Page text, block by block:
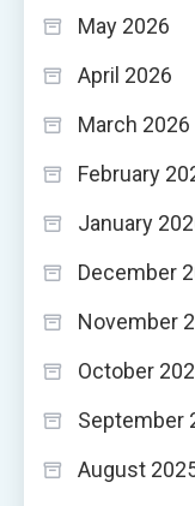
May 2026
April 2026
March 2026
February
January
December
November
October
September
August